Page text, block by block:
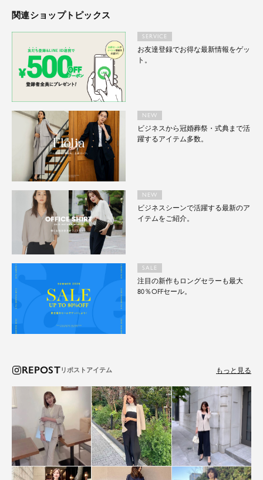
関連ショップトピックス
SERVICE
お友達登録でお得な最新情報をゲッ
ト。
NEW
ビジネスから冠婚葬祭・式典まで活
躍するアイテム多数。
NEW
ビジネスシーンで活躍する最新のア
イテムをご紹介。
SALE
注目の新作もロングセラーも最大
80％OFFセール。
REPOST もっと見る